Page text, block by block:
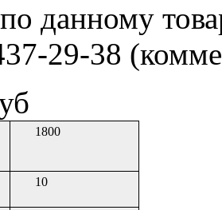
данному
29-38
1800
10